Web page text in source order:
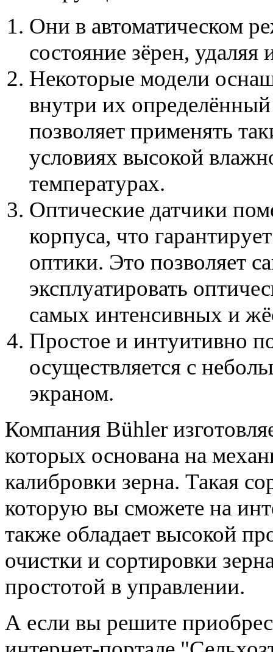
Они в автоматическом
состояние зёрен,
Некоторые модели
внутри их
позволяет применять
условиях высокой
температурах.
Оптические датчики
корпуса, что
оптики. Это позволяет
эксплуатировать
самых интенсивных и
Простое и интуитивно
осуществляется с
экраном.
Компания Bühler
которых основана на
калибровки зерна. Такая
которую вы сможете на
также обладает высокой
очистки и сортировки
простотой в управлении.
А если вы решите